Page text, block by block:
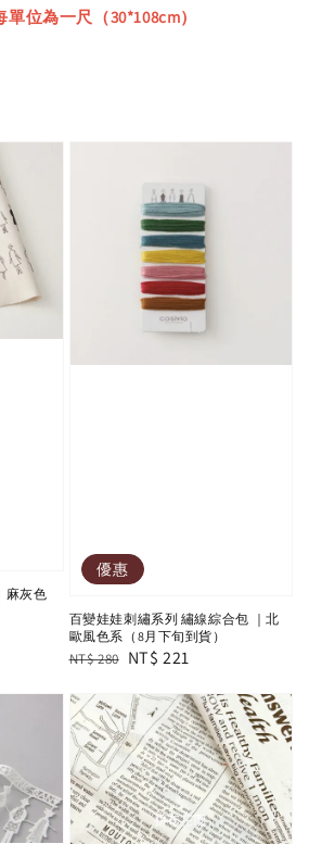
位為一尺（30*108cm）
麻灰色
優惠
百變娃娃刺繡系列 繡線綜合包 ｜北
歐風色系（8月下旬到貨）
Regular
NT$ 280 Sale
NT$ 221